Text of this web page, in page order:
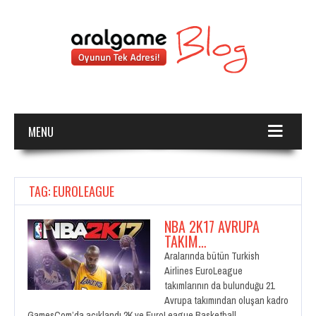
MENU
TAG: EUROLEAGUE
NBA 2K17 AVRUPA
TAKIM…
Aralarında bütün Turkish
Airlines EuroLeague
takımlarının da bulunduğu 21
Avrupa takımından oluşan kadro